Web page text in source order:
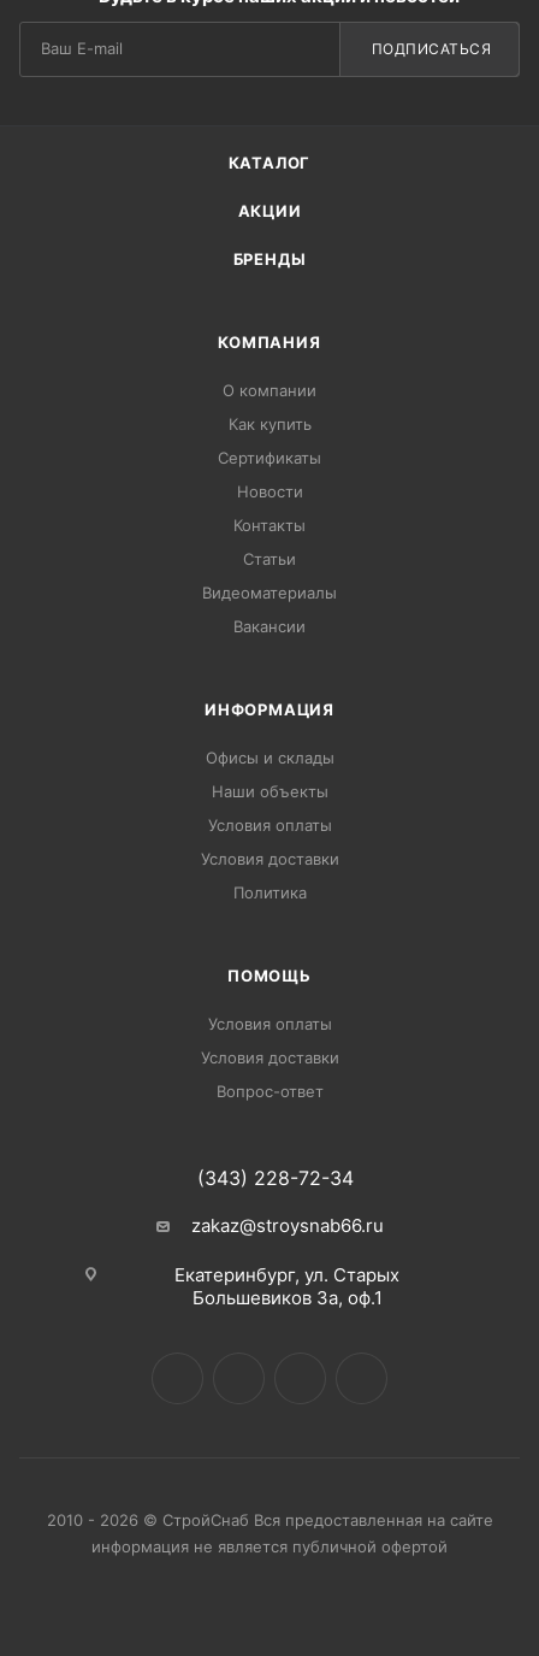
ПОДПИСАТЬСЯ
КАТАЛОГ
АКЦИИ
БРЕНДЫ
КОМПАНИЯ
О компании
Как купить
Сертификаты
Новости
Контакты
Статьи
Видеоматериалы
Вакансии
ИНФОРМАЦИЯ
Офисы и склады
Наши объекты
Условия оплаты
Условия доставки
Политика
ПОМОЩЬ
Условия оплаты
Условия доставки
Вопрос-ответ
(343) 228-72-34
zakaz@stroysnab66.ru
Екатеринбург, ул. Старых
Большевиков 3а, оф.1
2010 - 2026 © СтройСнаб Вся предоставленная на сайте
информация не является публичной офертой